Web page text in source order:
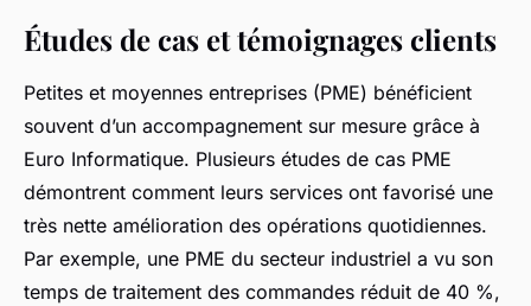
Études de cas et témoignages clients
Petites et moyennes entreprises (PME) bénéficient
souvent d’un accompagnement sur mesure grâce à
Euro Informatique. Plusieurs études de cas PME
démontrent comment leurs services ont favorisé une
très nette amélioration des opérations quotidiennes.
Par exemple, une PME du secteur industriel a vu son
temps de traitement des commandes réduit de 40 %,